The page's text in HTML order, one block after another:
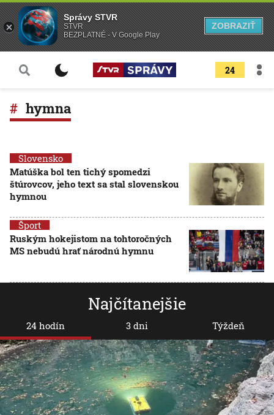
24
hymna
Slovensko
Matúška bol ten tichý spomedzi
štúrovcov, jeho text sa stal slovenskou
hymnou
Šport
Ruským hokejistom na tohtoročných
MS nebudú hrať národnú hymnu
Najčítanejšie
24 hodín 3 dni Týždeň
Správy STVR
STVR
BEZPLATNÉ - V Google Play
ZOBRAZIŤ